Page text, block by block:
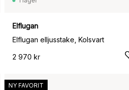
Elflugan
Elflugan elljusstake, Kolsvart
2 970 kr
NY FAVORIT